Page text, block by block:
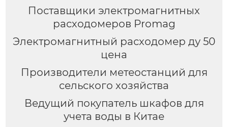
Поставщики электромагнитных
расходомеров Promag
Электромагнитный расходомер ду 50
цена
Производители метеостанций для
сельского хозяйства
Ведущий покупатель шкафов для
учета воды в Китае